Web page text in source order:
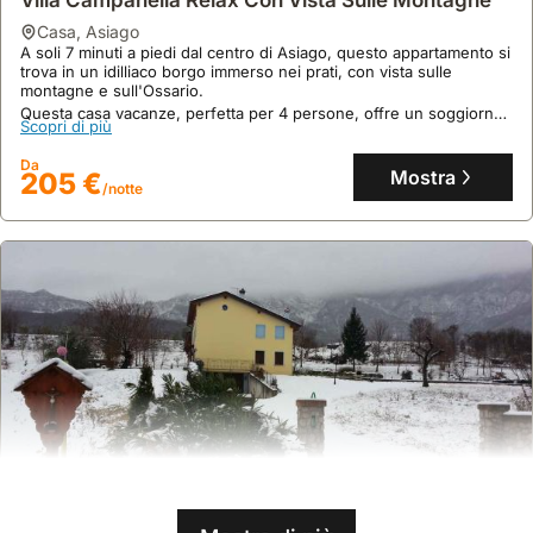
casa, Asiago
A soli 7 minuti a piedi dal centro di Asiago, questo appartamento si
trova in un idilliaco borgo immerso nei prati, con vista sulle
montagne e sull'Ossario.
Questa casa vacanze, perfetta per 4 persone, offre un soggiorno
con divano letto e camino, una cucina attrezzata e una spaziosa
Scopri di più
Da
205 €/notte Mostra